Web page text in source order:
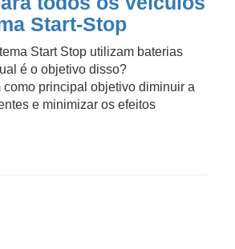
Start-Stop
Start Stop utilizam baterias
é o objetivo disso?
como principal objetivo diminuir a
e minimizar os efeitos